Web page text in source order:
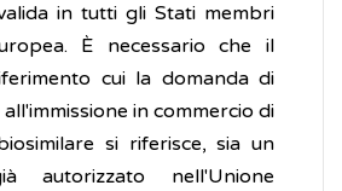
in tutti gli Stati membri
È necessario che il
cui la domanda di
in commercio di
si riferisce, sia un
autorizzato nell'Unione